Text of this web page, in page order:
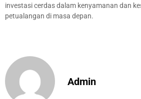
investasi cerdas dalam kenyamanan dan
petualangan di masa depan.
Admin